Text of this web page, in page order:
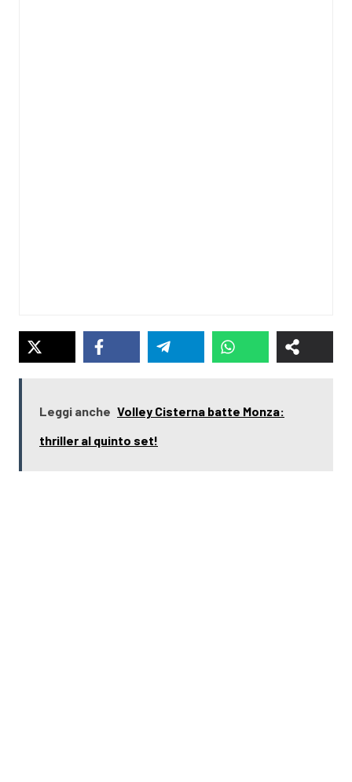
Leggi anche Volley Cisterna batte Monza:
thriller al quinto set!